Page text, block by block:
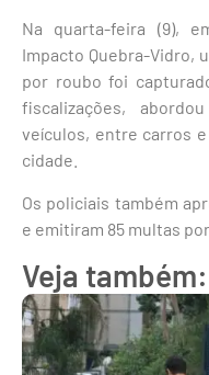
Na quarta-feira (9),
Impacto Quebra-Vidro,
por roubo foi
fiscalizações,
veículos, entre carros
cidade.
Os policiais também
e emitiram 85 multas
Veja também: